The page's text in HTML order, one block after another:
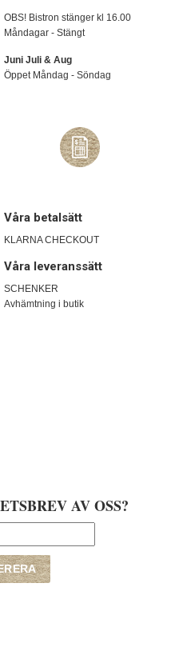
OBS! Bistron stänger kl 16.00
Måndagar - Stängt
Juni Juli & Aug
Öppet Måndag - Söndag
Våra betalsätt
KLARNA CHECKOUT
Våra leveranssätt
SCHENKER
Avhämtning i butik
AV OSS?